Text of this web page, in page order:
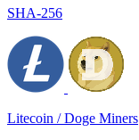
SHA-256
Litecoin / Doge Miners